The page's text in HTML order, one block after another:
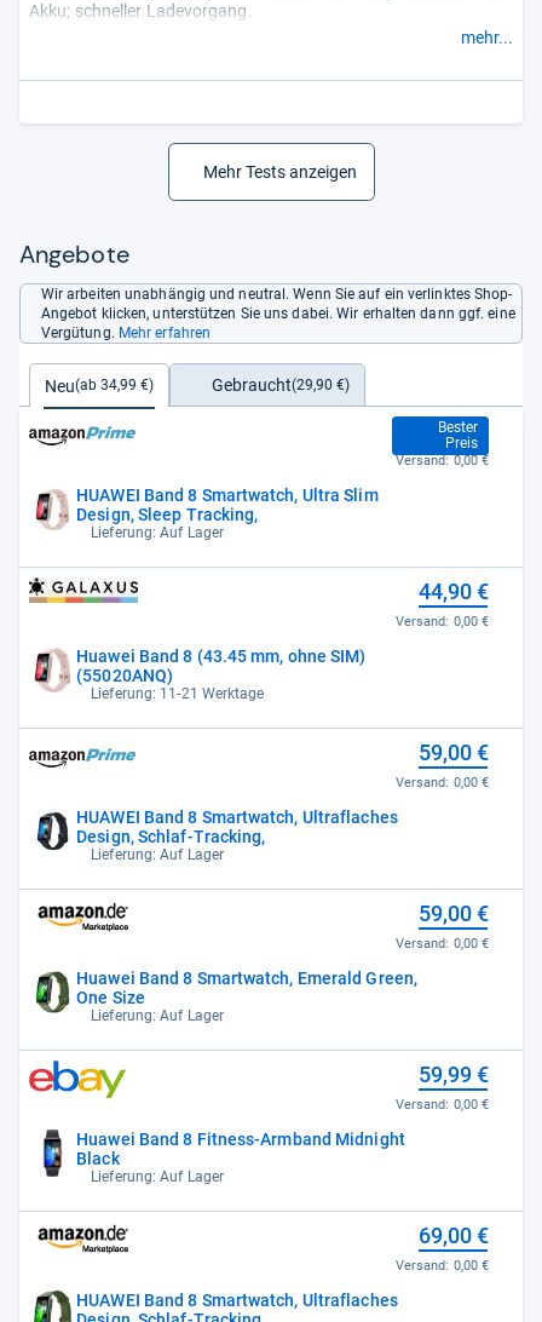
Akku; schneller Ladevorgang.
Helligkeit muss manuell angepasst werden; das Radfahren im
- Zusammengefasst durch unsere Redaktion.
mehr...
Mehr Tests anzeigen
Angebote
Wir arbeiten unabhängig und neutral. Wenn Sie auf ein verlinktes Shop-
Angebot klicken, unterstützen Sie uns dabei. Wir erhalten dann ggf. eine
Vergütung. Mehr erfahren
Neu(ab 34,99 €) Gebraucht(29,90 €)
HUAWEI Band 8 Smartwatch, Ultra Slim
Design, Sleep Tracking,
Lieferung: Auf Lager
Bester
Preis
34,99 €
Versand: 0,00 €
Huawei Band 8 (43.45 mm, ohne SIM)
(55020ANQ)
Lieferung: 11-21 Werktage
44,90 €
Versand: 0,00 €
HUAWEI Band 8 Smartwatch, Ultraflaches
Design, Schlaf-Tracking,
Lieferung: Auf Lager
59,00 €
Versand: 0,00 €
Huawei Band 8 Smartwatch, Emerald Green,
One Size
Lieferung: Auf Lager
59,00 €
Versand: 0,00 €
Huawei Band 8 Fitness-Armband Midnight
Black
Lieferung: Auf Lager
59,99 €
Versand: 0,00 €
HUAWEI Band 8 Smartwatch, Ultraflaches
69,00 €
Versand: 0,00 €